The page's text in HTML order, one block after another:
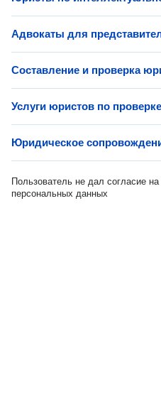
Адвокаты для
Составление и проверка
Услуги юристов по
Юридическое
Пользователь не дал согласие на
персональных данных